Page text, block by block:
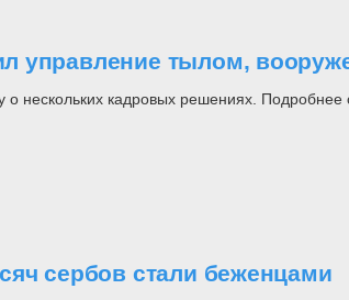
управление тылом,
нескольких кадровых решениях.
сербов стали беженцами